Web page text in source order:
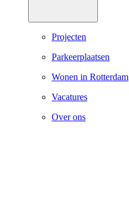
Projecten
Parkeerplaatsen
Wonen in Rotterdam
Vacatures
Over ons